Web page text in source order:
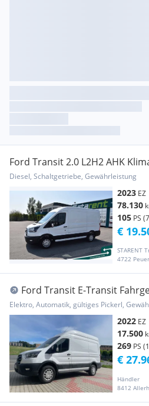
Ford Transit 2.0 L2H2 AHK
Transporter / Kastenwagen
Diesel, Schaltgetriebe, Gewährleistung
2023 EZ
78.130
105 PS
STARENT
4722
€
Ford Transit E-Transit
67kWh/198kW L2H3 425 Trend
Kastenwagen
Elektro, Automatik, gültiges Pickerl,
2022 EZ
17.500
269 PS
Händler
8412
€